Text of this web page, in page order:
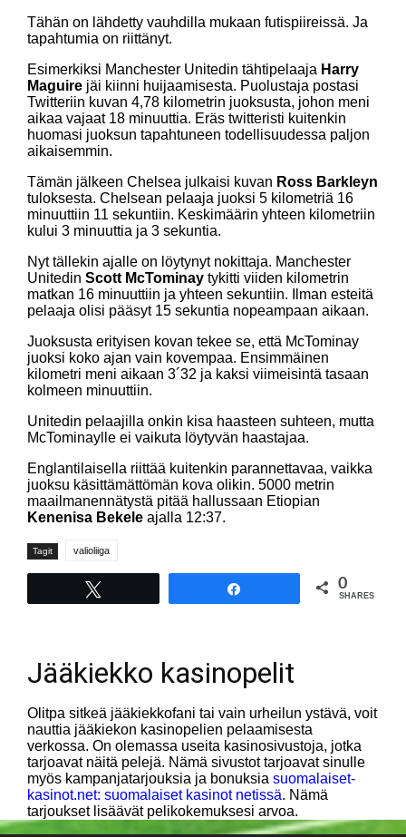
Tähän on lähdetty vauhdilla mukaan futispiireissä. Ja
tapahtumia on riittänyt.
Esimerkiksi Manchester Unitedin tähtipelaaja Harry
Maguire jäi kiinni huijaamisesta. Puolustaja postasi
Twitteriin kuvan 4,78 kilometrin juoksusta, johon meni
aikaa vajaat 18 minuuttia. Eräs twitteristi kuitenkin
huomasi juoksun tapahtuneen todellisuudessa paljon
aikaisemmin.
Tämän jälkeen Chelsea julkaisi kuvan Ross Barkleyn
tuloksesta. Chelsean pelaaja juoksi 5 kilometriä 16
minuuttiin 11 sekuntiin. Keskimäärin yhteen kilometriin
kului 3 minuuttia ja 3 sekuntia.
Nyt tällekin ajalle on löytynyt nokittaja. Manchester
Unitedin Scott McTominay tykitti viiden kilometrin
matkan 16 minuuttiin ja yhteen sekuntiin. Ilman esteitä
pelaaja olisi pääsyt 15 sekuntia nopeampaan aikaan.
Juoksusta erityisen kovan tekee se, että McTominay
juoksi koko ajan vain kovempaa. Ensimmäinen
kilometri meni aikaan 3´32 ja kaksi viimeisintä tasaan
kolmeen minuuttiin.
Unitedin pelaajilla onkin kisa haasteen suhteen, mutta
McTominaylle ei vaikuta löytyvän haastajaa.
Englantilaisella riittää kuitenkin parannettavaa, vaikka
juoksu käsittämättömän kova olikin. 5000 metrin
maailmanennätystä pitää hallussaan Etiopian
Kenenisa Bekele ajalla 12:37.
Tagit valioliiga
0
SHARES
Jääkiekko kasinopelit
Olitpa sitkeä jääkiekkofani tai vain urheilun ystävä, voit
nauttia jääkiekon kasinopelien pelaamisesta
verkossa. On olemassa useita kasinosivustoja, jotka
tarjoavat näitä pelejä. Nämä sivustot tarjoavat sinulle
myös kampanjatarjouksia ja bonuksia suomalaiset-
kasinot.net: suomalaiset kasinot netissä. Nämä
tarjoukset lisäävät pelikokemuksesi arvoa.